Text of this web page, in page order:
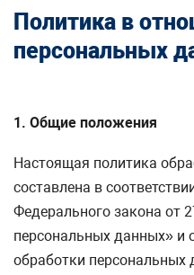
Политика в
персональных
1. Общие положения
Настоящая политика
составлена в
Федерального закона от
персональных данных» и
обработки